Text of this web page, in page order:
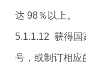
达 98％以上。
5.1.1.12 获得国
号，或制订相应